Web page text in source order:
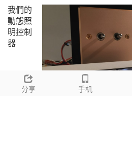
我們的
動態照
明控制
器
分享 手机